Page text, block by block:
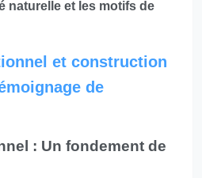
naturelle et les motifs de
et construction
de
: Un fondement de